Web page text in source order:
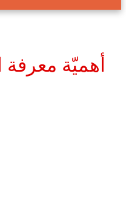
أهميّة